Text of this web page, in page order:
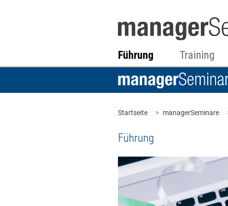
Führung Training
Startseite managerSeminare
Führung